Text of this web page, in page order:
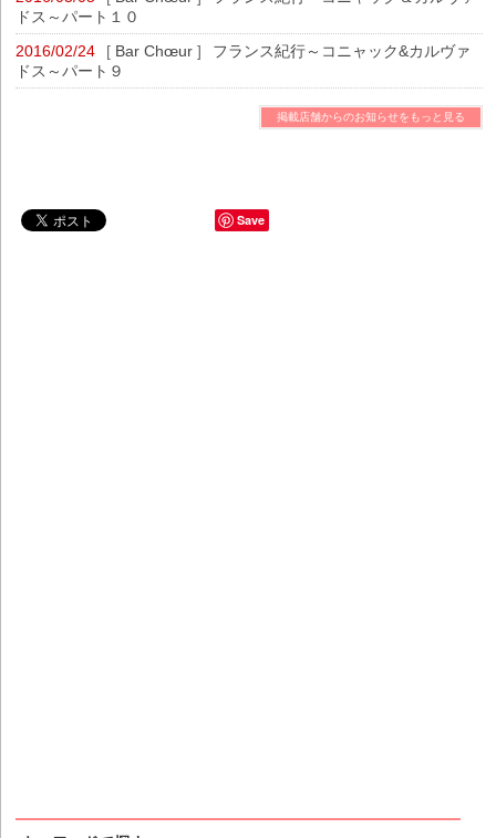
ドス～パート１０
2016/02/24
[ Bar Chœur ]
フランス紀行～コニャック&カルヴァ
ドス～パート９
掲載店舗からのお知らせをもっと見る
Save